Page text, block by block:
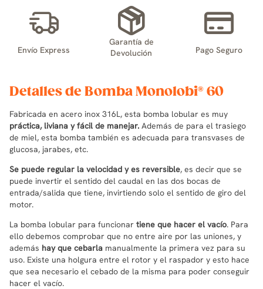
Envío Express
Garantía de
Devolución
Pago Seguro
Detalles de Bomba Monolobi® 60
Fabricada en acero inox 316L, esta bomba lobular es muy
práctica, liviana y fácil de manejar. Además de para el trasiego
de miel, esta bomba también es adecuada para transvases de
glucosa, jarabes, etc.
Se puede regular la velocidad y es reversible, es decir que se
puede invertir el sentido del caudal en las dos bocas de
entrada/salida que tiene, invirtiendo solo el sentido de giro del
motor.
La bomba lobular para funcionar tiene que hacer el vacío. Para
ello debemos comprobar que no entre aire por las uniones, y
además hay que cebarla manualmente la primera vez para su
uso. Existe una holgura entre el rotor y el raspador y esto hace
que sea necesario el cebado de la misma para poder conseguir
hacer el vacío.